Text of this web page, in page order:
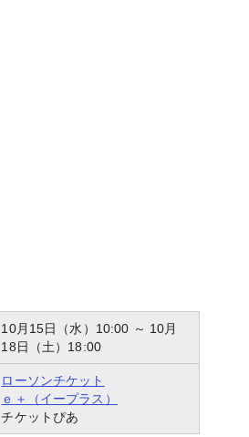
10月15日（水）10:00 ～ 10月
18日（土）18:00
ローソンチケット
ｅ＋（イープラス）
チケットぴあ